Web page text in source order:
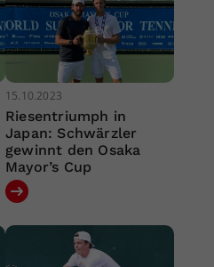
15.10.2023
Riesentriumph in
Japan: Schwärzler
gewinnt den Osaka
Mayor’s Cup